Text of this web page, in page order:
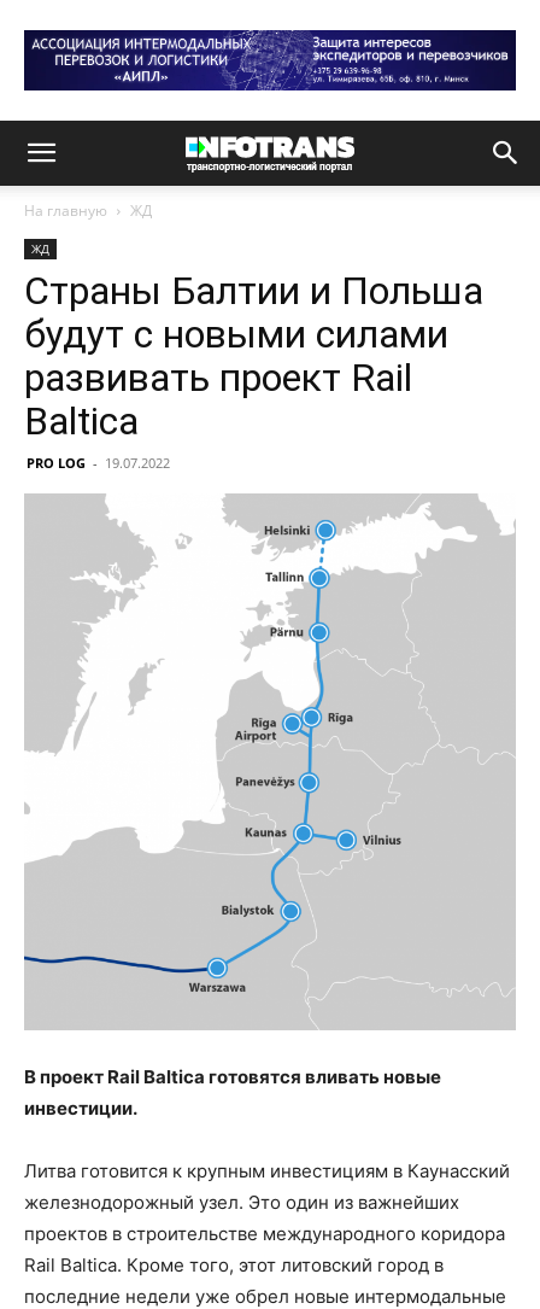
На главную ЖД
ЖД
Страны Балтии и Польша
будут с новыми силами
развивать проект Rail
Baltica
PRO LOG - 19.07.2022
В проект Rail Baltica готовятся вливать новые
инвестиции.
Литва готовится к крупным инвестициям в Каунасский
железнодорожный узел. Это один из важнейших
проектов в строительстве международного коридора
Rail Baltica. Кроме того, этот литовский город в
последние недели уже обрел новые интермодальные